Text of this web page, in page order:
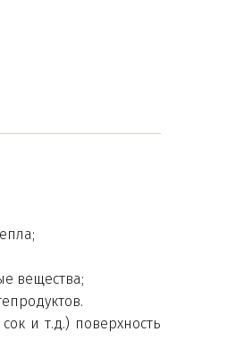
вещества;
и т.д.) поверхность